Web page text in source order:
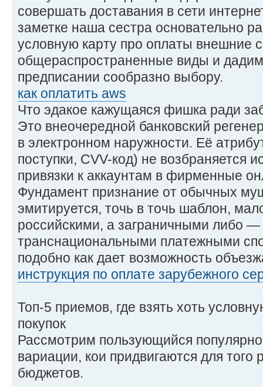
совершать доставания в сети
заметке наша сестра основательно
условную карту про оплаты внешние
общераспространенные виды и
предписании сообразно выбору.
как оплатить aws
Что эдакое кажущаяся фишка ради
Это внеочередной банковский
в электронном наружности. Её
поступки, CVV-код) не возбраняется
привязки к аккаунтам в фирменные
Фундамент признание от обычных
эмитируется, точь в точь шаблон,
российскими, а заграничными либо —
транснациональными платежными
подобно как дает возможность
инструкция по оплате зарубежного
Топ-5 приемов, где взять хоть
покупок
Рассмотрим пользующийся
вариации, кои придвигаются для того
бюджетов.